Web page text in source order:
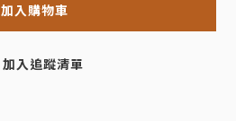
加入購物車
加入追蹤清單